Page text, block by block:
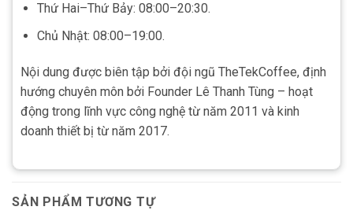
Thứ Hai–Thứ Bảy: 08:00–20:30.
Chủ Nhật: 08:00–19:00.
Nội dung được biên tập bởi đội ngũ TheTekCoffee, định
hướng chuyên môn bởi Founder Lê Thanh Tùng – hoạt
động trong lĩnh vực công nghệ từ năm 2011 và kinh
doanh thiết bị từ năm 2017.
SẢN PHẨM TƯƠNG TỰ